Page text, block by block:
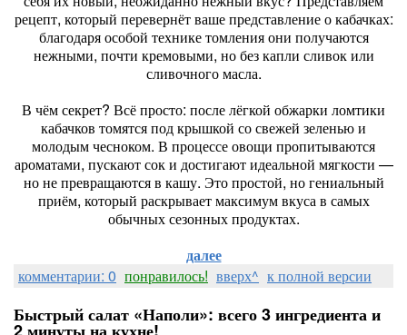
рецепт, который перевернёт ваше представление о кабачках:
благодаря особой технике томления они получаются
нежными, почти кремовыми, но без капли сливок или
сливочного масла.
В чём секрет? Всё просто: после лёгкой обжарки ломтики
кабачков томятся под крышкой со свежей зеленью и
молодым чесноком. В процессе овощи пропитываются
ароматами, пускают сок и достигают идеальной мягкости —
но не превращаются в кашу. Это простой, но гениальный
приём, который раскрывает максимум вкуса в самых
обычных сезонных продуктах.
далее
комментарии: 0 понравилось! вверх^ к полной версии
Быстрый салат «Наполи»: всего 3 ингредиента и